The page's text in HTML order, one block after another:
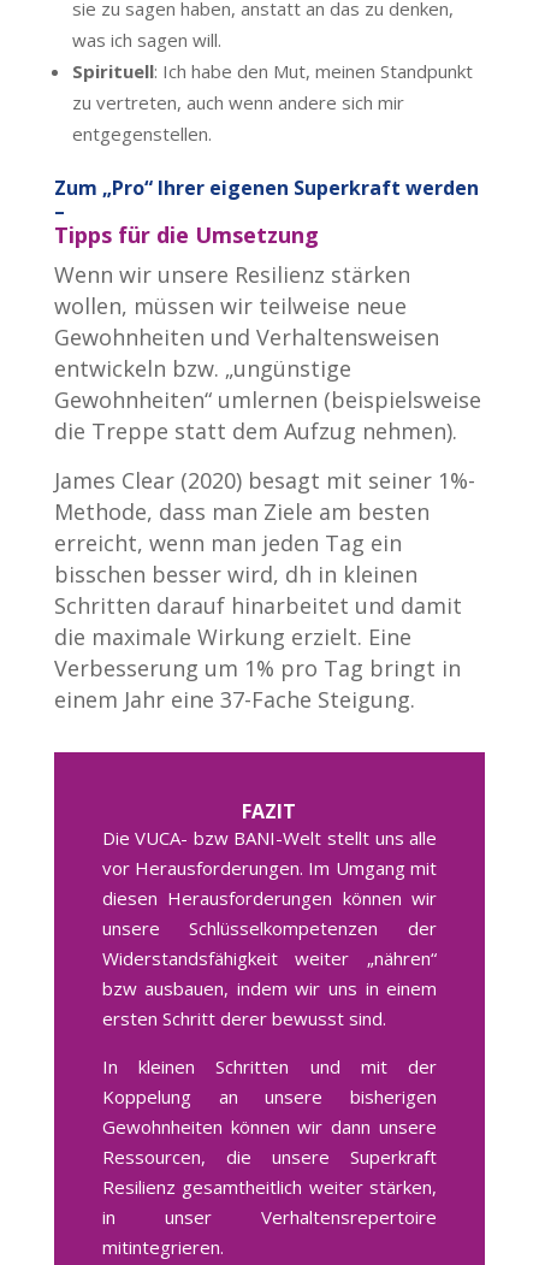
sie zu sagen haben, anstatt an das zu denken,
was ich sagen will.
Spirituell: Ich habe den Mut, meinen Standpunkt
zu vertreten, auch wenn andere sich mir
entgegenstellen.
Zum „Pro“ Ihrer eigenen Superkraft werden
–
Tipps für die Umsetzung
Wenn wir unsere Resilienz stärken
wollen, müssen wir teilweise neue
Gewohnheiten und Verhaltensweisen
entwickeln bzw. „ungünstige
Gewohnheiten“ umlernen (beispielsweise
die Treppe statt dem Aufzug nehmen).
James Clear (2020) besagt mit seiner 1%-
Methode, dass man Ziele am besten
erreicht, wenn man jeden Tag ein
bisschen besser wird, dh in kleinen
Schritten darauf hinarbeitet und damit
die maximale Wirkung erzielt. Eine
Verbesserung um 1% pro Tag bringt in
einem Jahr eine 37-Fache Steigung.
FAZIT
Die VUCA- bzw BANI-Welt stellt uns alle
vor Herausforderungen. Im Umgang mit
diesen Herausforderungen können wir
unsere Schlüsselkompetenzen der
Widerstandsfähigkeit weiter „nähren“
bzw ausbauen, indem wir uns in einem
ersten Schritt derer bewusst sind.
In kleinen Schritten und mit der
Koppelung an unsere bisherigen
Gewohnheiten können wir dann unsere
Ressourcen, die unsere Superkraft
Resilienz gesamtheitlich weiter stärken,
in unser Verhaltensrepertoire
mitintegrieren.